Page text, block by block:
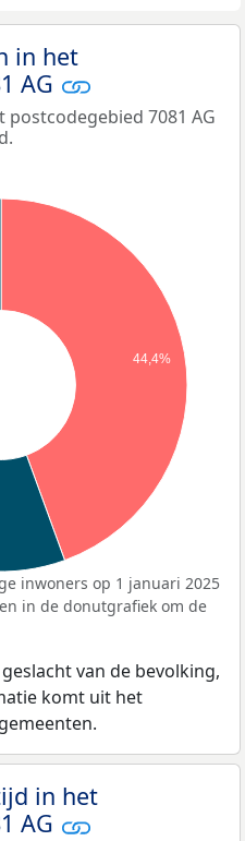
in het
AG
postcodegebied 7081 AG
44,4%
inwoners op 1 januari 2025
in de donutgrafiek om de
van de bevolking,
komt uit het
in het
AG